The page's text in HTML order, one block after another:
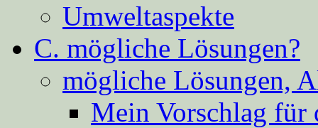
Umweltaspekte
C. mögliche Lösungen?
mögliche Lösungen,
Mein Vorschlag für